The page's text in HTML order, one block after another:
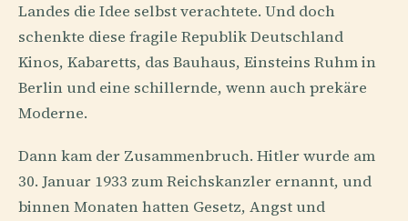
Landes die Idee selbst verachtete. Und doch
schenkte diese fragile Republik Deutschland
Kinos, Kabaretts, das Bauhaus, Einsteins Ruhm in
Berlin und eine schillernde, wenn auch prekäre
Moderne.
Dann kam der Zusammenbruch. Hitler wurde am
30. Januar 1933 zum Reichskanzler ernannt, und
binnen Monaten hatten Gesetz, Angst und